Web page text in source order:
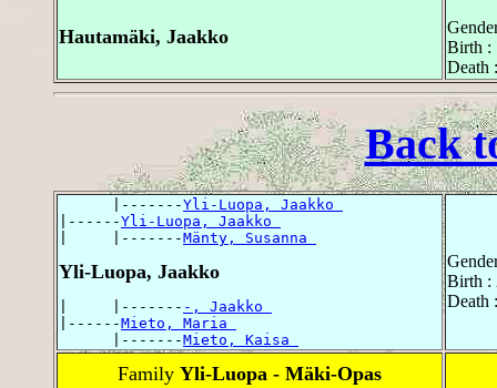
Hautamäki, Jaakko
Birth :
Death
Back
      |-------
Yli-Luopa, Jaakko
|------Yli-Luopa, Jaakko
|     |-------Mänty, Susanna
Yli-Luopa, Jaakko
|     |------- -, Jaakko
|------Mieto, Maria
      |-------
Mieto, Kaisa
Birth :
Death
Family Yli-Luopa - Mäki-Opas